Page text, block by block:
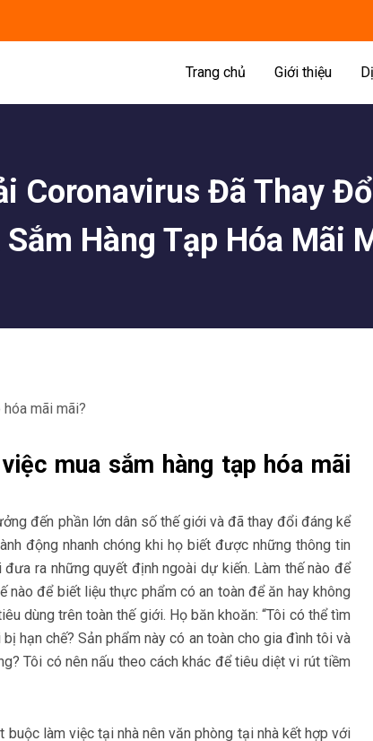
Trang chủ Giới thiệu
Coronavirus Đã Thay
Sắm Hàng Tạp Hóa Mãi
mua sắm hàng tạp hóa mãi
đến phần lớn dân số thế giới và đã thay đổi đáng kể
động nhanh chóng khi họ biết được những thông tin
ra những quyết định ngoài dự kiến. Làm thế nào để
để biết liệu thực phẩm có an toàn để ăn hay không
dùng trên toàn thế giới. Họ băn khoăn: “Tôi có thể tìm
hạn chế? Sản phẩm này có an toàn cho gia đình tôi và
Tôi có nên nấu theo cách khác để tiêu diệt vi rút tiềm
làm việc tại nhà nên văn phòng tại nhà kết hợp với